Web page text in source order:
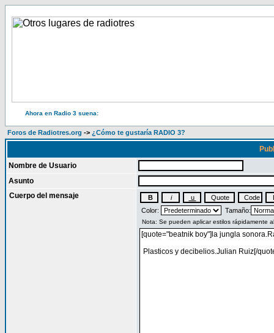
Ahora en Radio 3 suena:
Foros de Radiotres.org -> ¿Cómo te gustaría RADIO 3?
Nombre de Usuario
Asunto
Cuerpo del mensaje
Color: Tamaño: